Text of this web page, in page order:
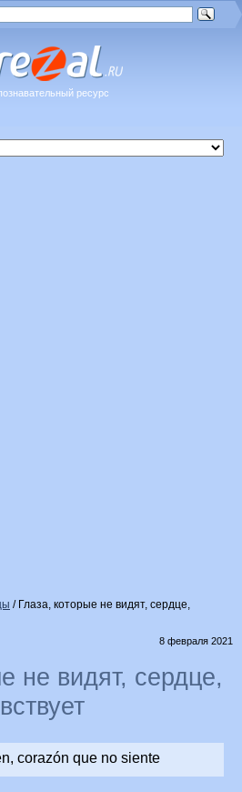
ресурс
/ Глаза, которые не видят, сердце,
8 февраля 2021
не видят, сердце,
corazón que no siente